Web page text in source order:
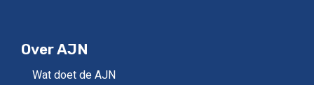
Over AJN
Wat doet de AJN